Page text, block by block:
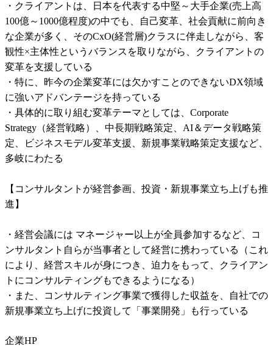
・クライアントは、日本を代表する中堅～大手企業(売上高
100億～1000億程度)の中でも、自己変革、社会貢献に前向き
な企業が多く、そのCxO(経営層)クラスに伴走しながら、客
観性×主体性というバランスを取りながら、クライアントの
変革を支援している
・特に、昨今の企業変革には欠かすことのできないDX領域
に強いアドバンテージを持っている
・具体的に取り組む変革テーマとしては、Corporate
Strategy（経営戦略）、中長期戦略策定、AI＆データ戦略策
定、ビジネスモデル変革支援、新規事業戦略策定支援など、
多岐にわたる
【コンサルタントが経営参画、投資・新規事業立ち上げも推
進】
・経営会議には マネージャー以上が全員参加するなど、コ
ンサルタント自らが当事者として経営に携わっている（これ
により、経営スキルが身につき、迫力をもって、クライアン
トにコンサルティングもできるようになる）
・また、コンサルティング事業で獲得した収益を、自社での
新規事業立ち上げに投資して「事業開発」も行っている
企業HP